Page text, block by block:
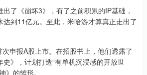
了《崩坏3》，有了之前积累的IP基础，
到11亿元。至此，米哈游才算真正走出了
申报A股上市。在招股书上，他们透露了
》，计划打造“有单机沉浸感的开放世
的雏形。